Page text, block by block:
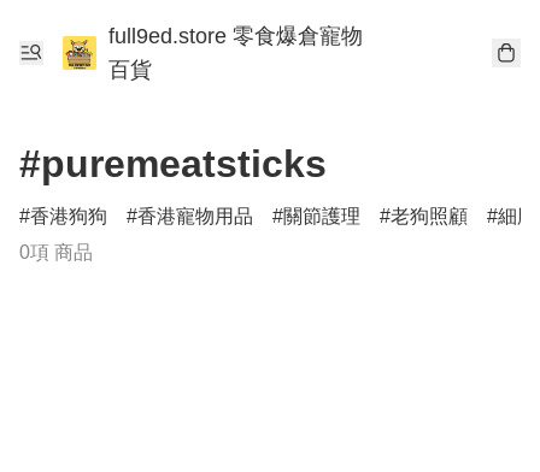
full9ed.store 零食爆倉寵物
百貨
#puremeatsticks
香港狗狗 香港寵物用品 關節護理 老狗照顧
細
0項 商品